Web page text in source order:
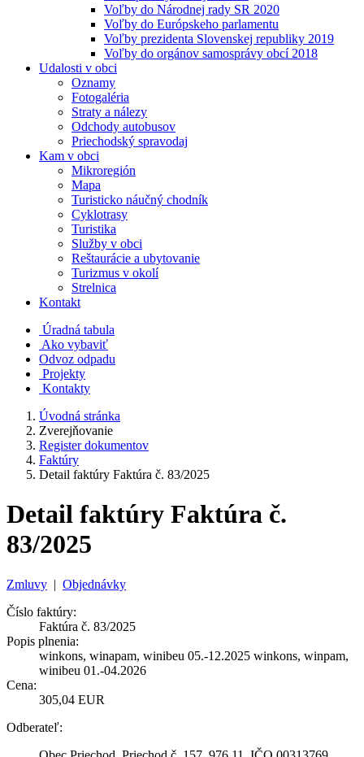
Voľby do Národnej rady SR 2020
Voľby do Európskeho parlamentu
Voľby prezidenta Slovenskej republiky 2019
Voľby do orgánov samosprávy obcí 2018
Udalosti v obci
Oznamy
Fotogaléria
Straty a nálezy
Odchody autobusov
Priechodský spravodaj
Kam v obci
Mikroregión
Mapa
Turisticko náučný chodník
Cyklotrasy
Turistika
Služby v obci
Reštaurácie a ubytovanie
Turizmus v okolí
Strelnica
Kontakt
Úradná tabula
Ako vybaviť
Odvoz odpadu
Projekty
Kontakty
Úvodná stránka
Zverejňovanie
Register dokumentov
Faktúry
Detail faktúry Faktúra č. 83/2025
Detail faktúry Faktúra č.
83/2025
Zmluvy | Objednávky
Číslo faktúry:
Faktúra č. 83/2025
Popis plnenia:
winkons, winapam, winibeu 05.-12.2025 winkons, winpam,
winibeu 01.-04.2026
Cena:
305,04 EUR
Odberateľ: